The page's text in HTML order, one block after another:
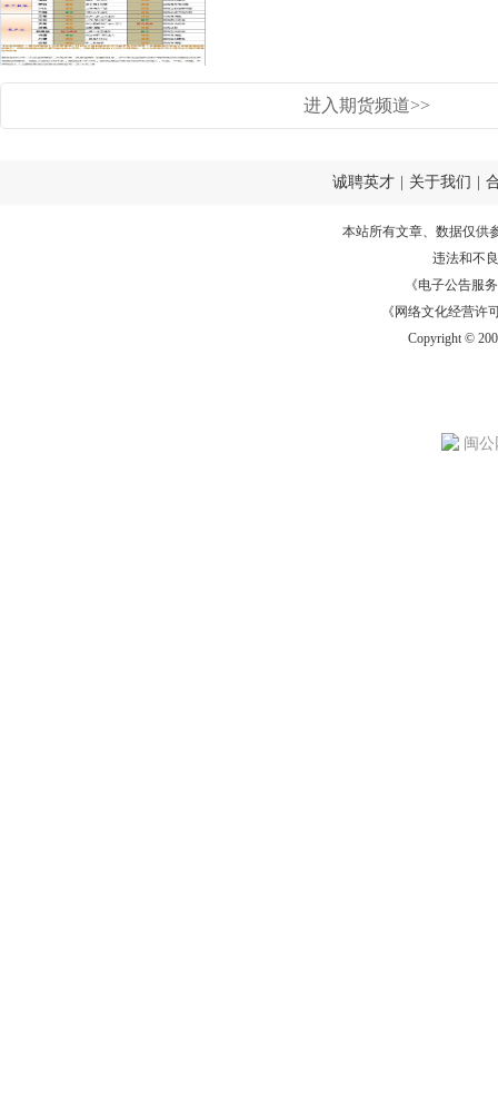
进入期货频道>>
诚聘英才 关于我们
本站所有文章、数据仅供
违法和不
《电子公告服务
《网络文化经营许
Copyright ©
闽公